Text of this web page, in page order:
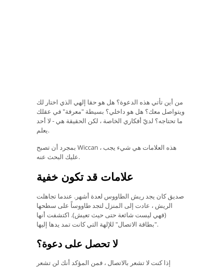
من أين تأتي هذه الدعوة؟ هل هو حقا إلهي الذي اختار لك
ويتواصل معك؟ هل هو داخلي؟ بسيطة "معرفة" في عقلك
ما تحتاجه؟ لديّ أفكاري الخاصة ، لكن الحقيقة هي - لا أحد
يعلم.
بمجرد أن تصبح Wiccan ، هذه العلامات هي شيء يجب
عليك البحث عنه.
علامات قد تكون خفية
صديق كان يجد ريش الطاووس لعدة أشهر. عندما تجاهلت
الريش ، عادت إلى المنزل لتجد طاووساً على سطحها
(فهي ليست شائعة حتى حيث تعيش). اكتشفت أنها
"بطاقة الاتصال" للإلهة التي كانت تمد يدها إليها.
لا تحصل على دعوة؟
إذا كنت لا تشعر بالاتصال ، فمن المؤكد أنك لن تشعر